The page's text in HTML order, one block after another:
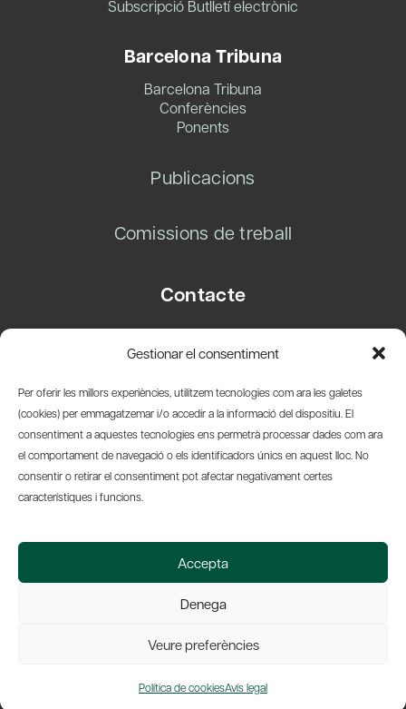
Gestionar el consentiment
Per oferir les millors experiències, utilitzem tecnologies com ara les galetes
(cookies) per emmagatzemar i/o accedir a la informació del dispositiu. El
consentiment a aquestes tecnologies ens permetrà processar dades com ara
el comportament de navegació o els identificadors únics en aquest lloc. No
consentir o retirar el consentiment pot afectar negativament certes
característiques i funcions.
Accepta
Denega
Veure preferències
Política de cookiesAvís legal
Subscripció Butlletí electrònic
Barcelona Tribuna
Barcelona Tribuna
Conferències
Ponents
Publicacions
Comissions de treball
Contacte
08003 Barcelona
info@amicsdelpais.com
Suscripció Newsletter
© 2026 Societat Econòmica Barcelonesa d'Amics del País
Web by Ideamatic